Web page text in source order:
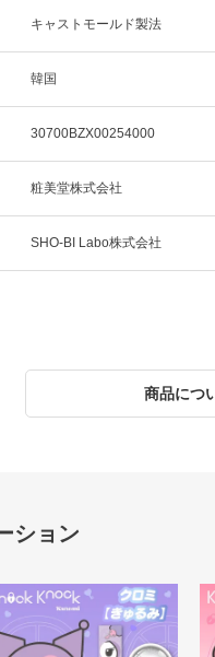
キャストモールド製法
韓国
30700BZX00254000
粧美堂株式会社
SHO-BI Labo株式会社
商品につ